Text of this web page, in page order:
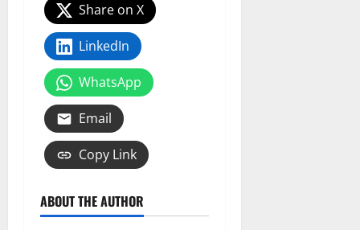
Share on X
LinkedIn
WhatsApp
Email
Copy Link
ABOUT THE AUTHOR